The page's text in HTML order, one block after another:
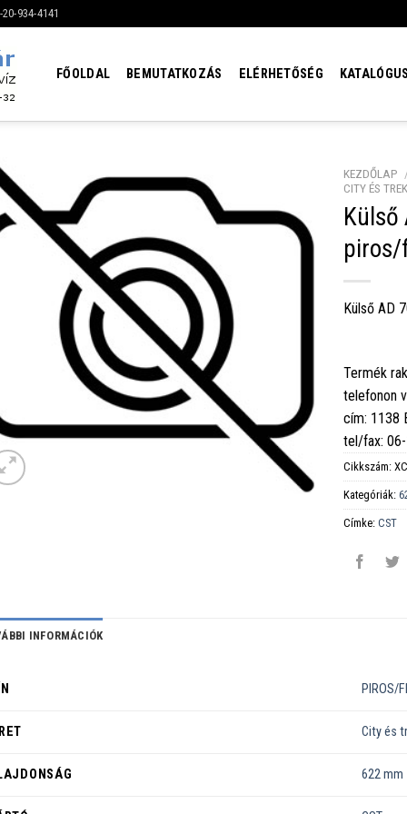
934-4141
FŐOLDAL BEMUTATKOZÁS ELÉRHETŐSÉG KATALÓGUS
KEZDŐLAP
CITY ÉS
Külső
piros/
Külső AD
Termék
telefonon
cím: 1138
tel/fax:
Cikkszám:
Kategóriák:
Címke:CST
INFORMÁCIÓK
PIROS/
City és
622 mm